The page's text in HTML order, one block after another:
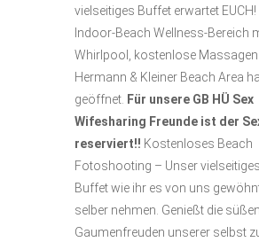
vielseitiges Buffet erwartet
Indoor-Beach Wellness-Bereich
Whirlpool, kostenlose
Hermann & Kleiner Beach Area
geöffnet. Für unsere GB HÜ Sex
Wifesharing Freunde ist der
reserviert!! Kostenloses Beach
Fotoshooting – Unser
Buffet wie ihr es von uns
selber nehmen. Genießt die süßen
Gaumenfreuden unserer selbst